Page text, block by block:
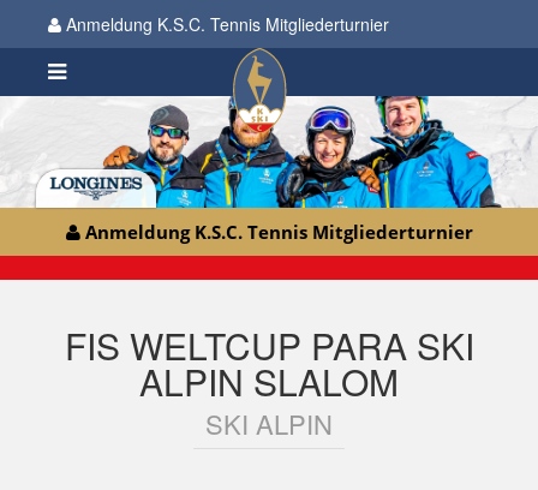
Anmeldung K.S.C. Tennis Mitgliederturnier
Anmeldung K.S.C. Tennis Mitgliederturnier
FIS WELTCUP PARA SKI
ALPIN SLALOM
SKI ALPIN